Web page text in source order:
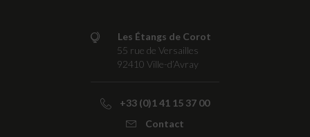
Les Étangs de Corot
55 rue de Versailles
92410 Ville-d’Avray
+33 (0)1 41 15 37 00
Contact